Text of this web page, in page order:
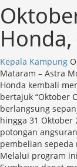
Kepala Kampung
Mataram – Astra
Honda kembali
bertajuk “Oktober
berlangsung
hingga 31 Oktober
potongan
pembelian sepeda
Melalui program